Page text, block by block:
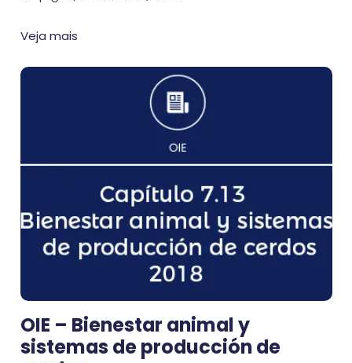
Veja mais
OIE – Bienestar animal y
sistemas de producción de